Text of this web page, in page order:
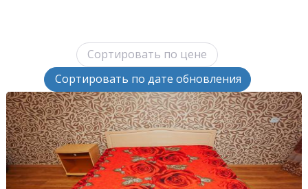
Сортировать по цене
Сортировать по дате обновления